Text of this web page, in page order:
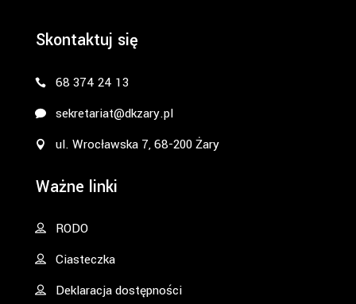
Skontaktuj się
68 374 24 13
sekretariat@dkzary.pl
ul. Wrocławska 7, 68-200 Żary
Ważne linki
RODO
Ciasteczka
Deklaracja dostępności